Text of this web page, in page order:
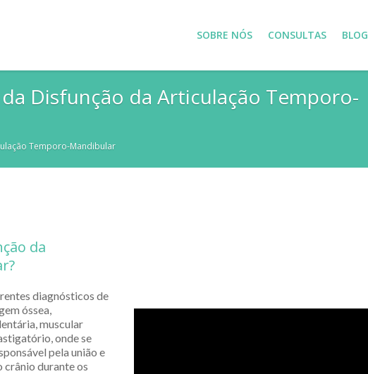
SOBRE NÓS CONSULTAS BLOG
Disfunção da Articulação Temporo-
Temporo-Mandibular
da
diagnósticos de
óssea,
muscular
onde se
pela união e
crânio durante os